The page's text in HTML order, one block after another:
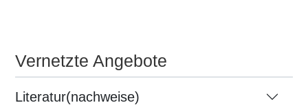
Vernetzte Angebote
Literatur(nachweise)